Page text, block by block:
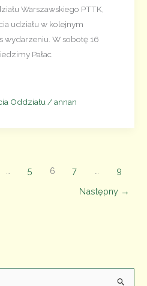
Warszawskiego PTTK,
udziału w kolejnym
wydarzeniu. W sobotę 16
Pałac
Oddziału /annan
5 6 7 9
Następny →